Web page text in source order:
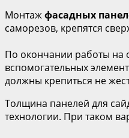
Монтажфасадных
саморезов, крепятся
По окончании работы на
вспомогательных
должны крепиться не
Толщина панелей для
технологии. При таком